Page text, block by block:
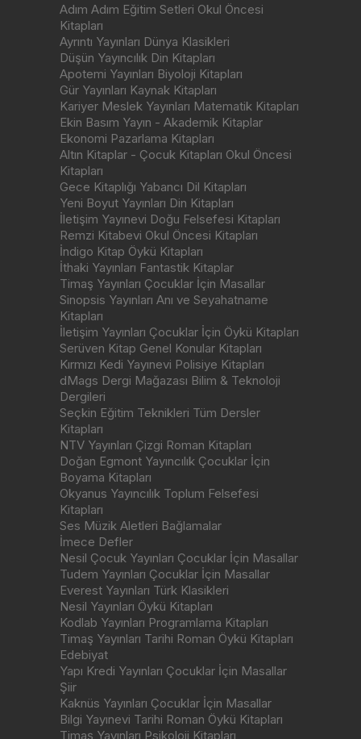
Adım Adım Eğitim Setleri Okul Öncesi
Kitapları
Ayrıntı Yayınları Dünya Klasikleri
Düşün Yayıncılık Din Kitapları
Apotemi Yayınları Biyoloji Kitapları
Gür Yayınları Kaynak Kitapları
Kariyer Meslek Yayınları Matematik Kitapları
Ekin Basım Yayın - Akademik Kitaplar
Ekonomi Pazarlama Kitapları
Altın Kitaplar - Çocuk Kitapları Okul Öncesi
Kitapları
Gece Kitaplığı Yabancı Dil Kitapları
Yeni Boyut Yayınları Din Kitapları
İletişim Yayınevi Doğu Felsefesi Kitapları
Remzi Kitabevi Okul Öncesi Kitapları
İndigo Kitap Öykü Kitapları
İthaki Yayınları Fantastik Kitaplar
Timaş Yayınları Çocuklar İçin Masallar
Sinopsis Yayınları Anı ve Seyahatname
Kitapları
İletişim Yayınları Çocuklar İçin Öykü Kitapları
Serüven Kitap Genel Konular Kitapları
Kırmızı Kedi Yayınevi Polisiye Kitapları
dMags Dergi Mağazası Bilim & Teknoloji
Dergileri
Seçkin Eğitim Teknikleri Tüm Dersler
Kitapları
NTV Yayınları Çizgi Roman Kitapları
Doğan Egmont Yayıncılık Çocuklar İçin
Boyama Kitapları
Okyanus Yayıncılık Toplum Felsefesi
Kitapları
Ses Müzik Aletleri Bağlamalar
İmece Defler
Nesil Çocuk Yayınları Çocuklar İçin Masallar
Tudem Yayınları Çocuklar İçin Masallar
Everest Yayınları Türk Klasikleri
Nesil Yayınları Öykü Kitapları
Kodlab Yayınları Programlama Kitapları
Timaş Yayınları Tarihi Roman Öykü Kitapları
Edebiyat
Yapı Kredi Yayınları Çocuklar İçin Masallar
Şiir
Kaknüs Yayınları Çocuklar İçin Masallar
Bilgi Yayınevi Tarihi Roman Öykü Kitapları
Timaş Yayınları Psikoloji Kitapları